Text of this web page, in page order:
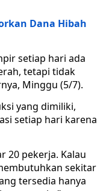
Dana Hibah
setiap hari ada
tetapi tidak
Minggu (5/7).
yang dimiliki,
setiap hari karena
20 pekerja. Kalau
sekitar
tersedia hanya